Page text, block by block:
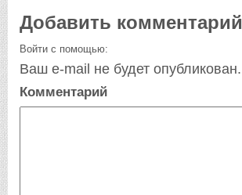
Добавить комментарий
Войти с помощью:
Ваш e-mail не будет опубликован.
Комментарий